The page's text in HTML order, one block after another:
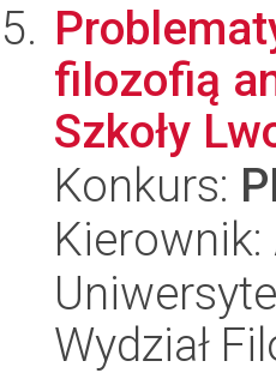
filozofią
Szkoły
Konkurs:
Kierownik:
Wydział